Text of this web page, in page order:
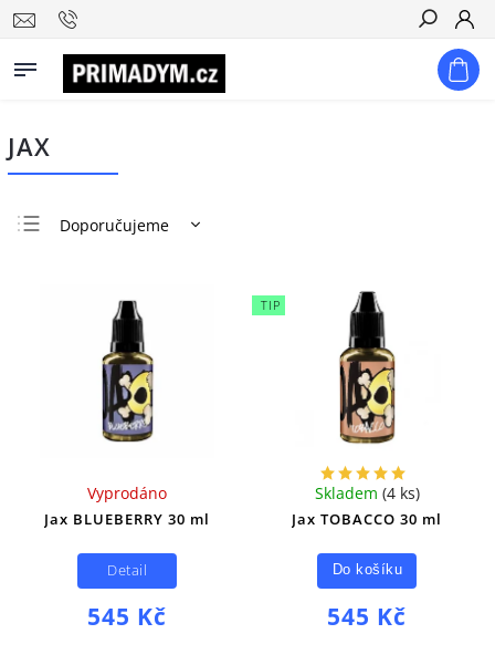
Hledat
JAX
Doporučujeme
Nejdražší
Nejprodávanější
Abecedně
Jax BLUEBERRY 30 ml
Vyprodáno
545 Kč
Detail
TIP
Jax TOBACCO 30 ml
Skladem (4 ks)
545 Kč
Do košíku